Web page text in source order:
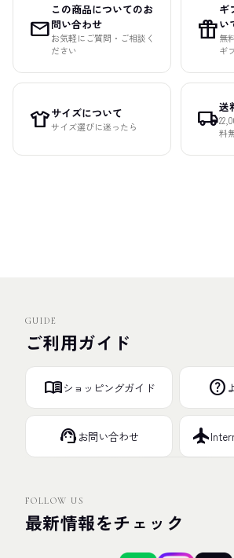
mail
この商品についてのお
問い合わせ
お気軽にご質問・ご相談く
ださい
featured_seasonal_and_gifts
ギ
い
無
ギ
apparelサイズについて
サイズ選びに迷ったら local_shipping送
料
GUIDE
ご利用ガイド
menu_bookショッピングガイド help
support_agent お問い合わせ flight
FOLLOW US
最新情報をチェック